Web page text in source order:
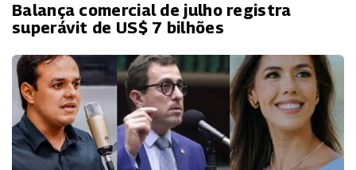
Balança comercial de julho registra
superávit de US$ 7 bilhões